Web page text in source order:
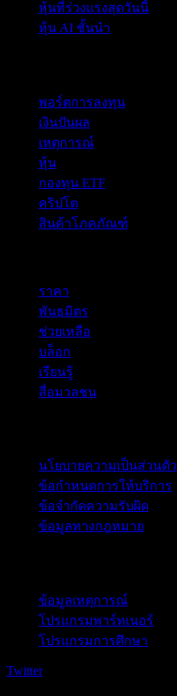
หุ้นที่ร่วงแรงสุดวันนี้
หุ้น AI ชั้นนำ
พอร์ตการลงทุน
เงินปันผล
เหตุการณ์
หุ้น
กองทุน ETF
คริปโต
สินค้าโภคภัณฑ์
ราคา
พันธมิตร
ช่วยเหลือ
บล็อก
เรียนรู้
สื่อมวลชน
นโยบายความเป็นส่วนตัว
ข้อกำหนดการให้บริการ
ข้อจำกัดความรับผิด
ข้อมูลทางกฎหมาย
ข้อมูลเหตุการณ์
โปรแกรมพาร์ทเนอร์
โปรแกรมการศึกษา
Twitter